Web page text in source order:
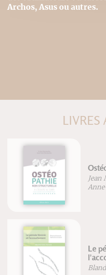
Archos, Asus ou autres.
LIVRES
non structurelle
Marchandise
Paule Marchandise
périnée féminin et
Calais-Germain